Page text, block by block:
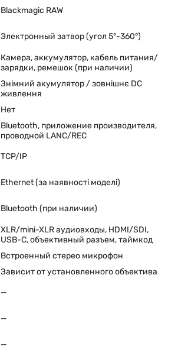
Blackmagic RAW
Электронный затвор (угол 5°-360°)
Камера, аккумулятор, кабель питания/
зарядки, ремешок (при наличии)
Знімний акумулятор / зовнішнє DC
живлення
Нет
Bluetooth, приложение производителя,
проводной LANC/REC
TCP/IP
Ethernet (за наявності моделі)
Bluetooth (при наличии)
XLR/mini-XLR аудиовходы, HDMI/SDI,
USB-C, объективный разъем, таймкод
Встроенный стерео микрофон
Зависит от установленного объектива
—
—
—